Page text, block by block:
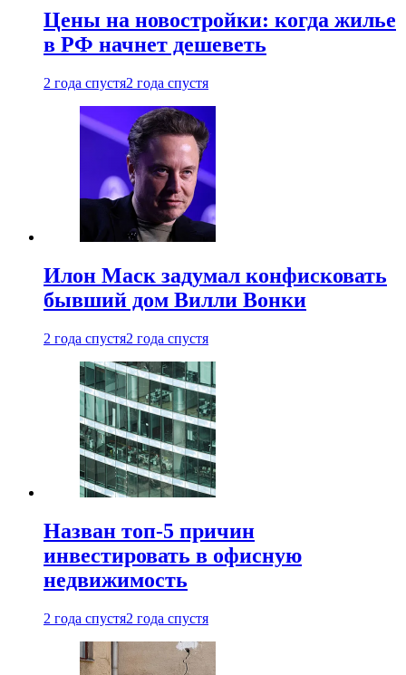
Цены на новостройки: когда жилье
в РФ начнет дешеветь
2 года спустя2 года спустя
Илон Маск задумал конфисковать
бывший дом Вилли Вонки
2 года спустя2 года спустя
Назван топ-5 причин
инвестировать в офисную
недвижимость
2 года спустя2 года спустя